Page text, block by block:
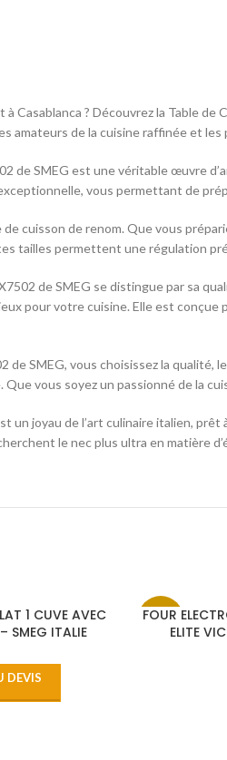
Casablanca ? Découvrez la Table
amateurs de la cuisine raffinée et
de SMEG est une véritable œuvre
vous permettant de
cuisson de renom. Que vous
tailles permettent une régulation
de SMEG se distingue par sa
pour votre cuisine. Elle est
de SMEG, vous choisissez la
vous soyez un passionné de la
un joyau de l’art culinaire italien,
le nec plus ultra en matière
1 CUVE AVEC
SMEG ITALIE
DEVIS
-7%
FOUR
ELITE